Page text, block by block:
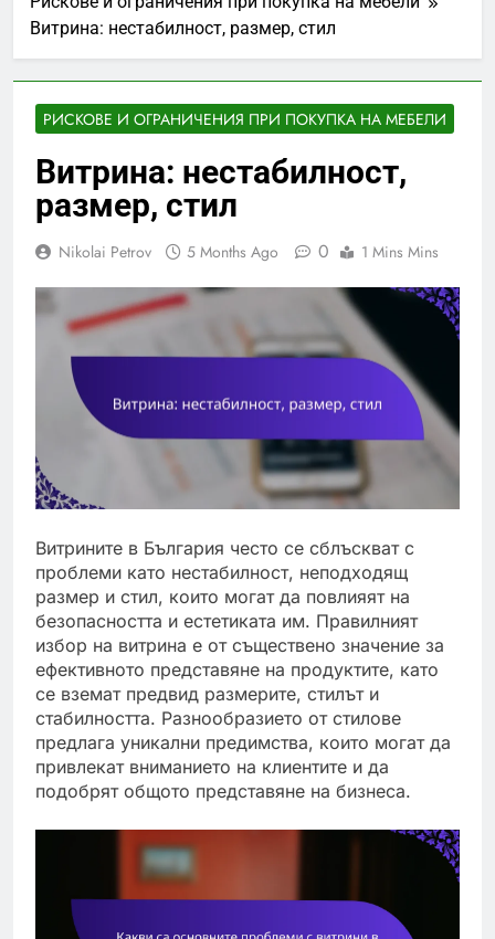
Витрина: нестабилност, размер, стил
РИСКОВЕ И ОГРАНИЧЕНИЯ ПРИ ПОКУПКА НА МЕБЕЛИ
Витрина: нестабилност,
размер, стил
Nikolai Petrov 5 Months Ago 0 1 Mins Mins
Витрините в България често се сблъскват с
проблеми като нестабилност, неподходящ
размер и стил, които могат да повлияят на
безопасността и естетиката им. Правилният
избор на витрина е от съществено значение за
ефективното представяне на продуктите, като
се вземат предвид размерите, стилът и
стабилността. Разнообразието от стилове
предлага уникални предимства, които могат да
привлекат вниманието на клиентите и да
подобрят общото представяне на бизнеса.